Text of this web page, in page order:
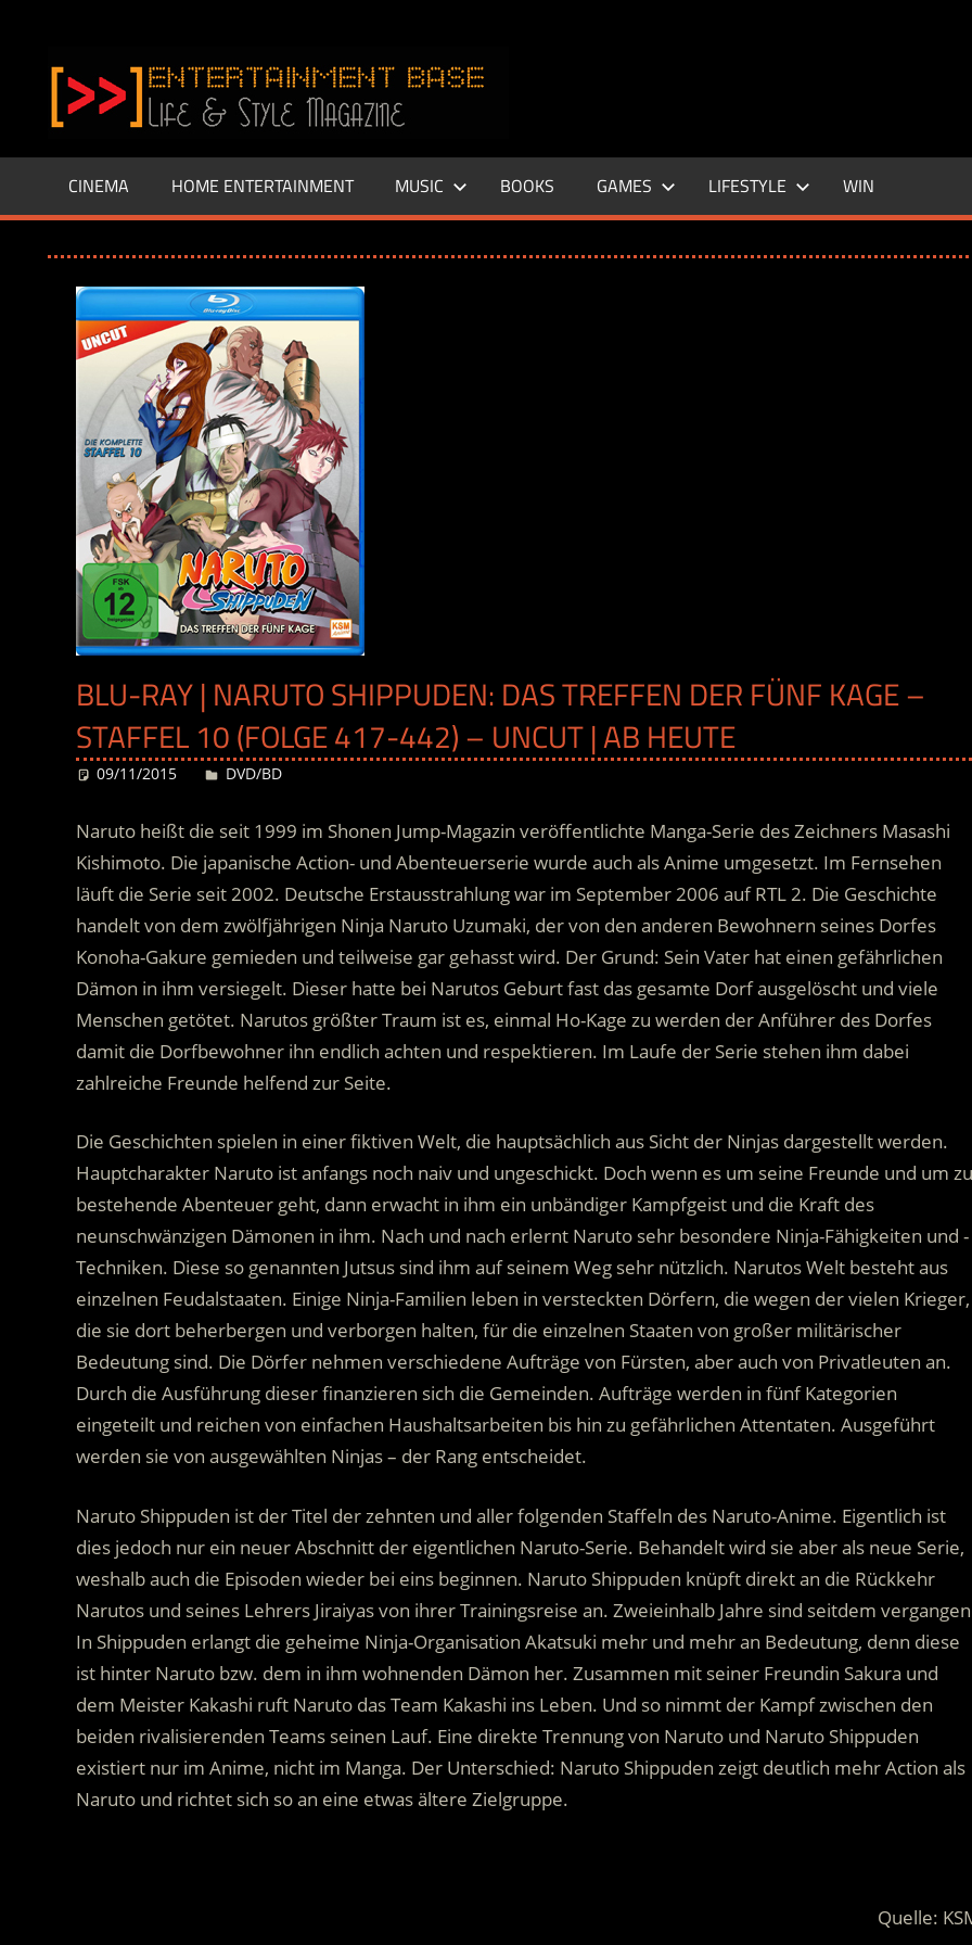
springen
–
LIFE
Base.de
CINEMA HOME ENTERTAINMENT MUSIC BOOKS GAMES LIFESTYLE WIN
BLU-RAY | NARUTO SHIPPUDEN: DAS TREFFEN DER FÜNF KAGE –
STAFFEL 10 (FOLGE 417-442) – UNCUT | AB HEUTE
09/11/2015 Desiree
DVD/BD
Naruto heißt die seit 1999 im Shonen Jump-Magazin veröffentlichte Manga-Serie des Zeichners Masashi
Kishimoto. Die japanische Action- und Abenteuerserie wurde auch als Anime umgesetzt. Im Fernsehen
läuft die Serie seit 2002. Deutsche Erstausstrahlung war im September 2006 auf RTL 2. Die Geschichte
handelt von dem zwölfjährigen Ninja Naruto Uzumaki, der von den anderen Bewohnern seines Dorfes
Konoha-Gakure gemieden und teilweise gar gehasst wird. Der Grund: Sein Vater hat einen gefährlichen
Dämon in ihm versiegelt. Dieser hatte bei Narutos Geburt fast das gesamte Dorf ausgelöscht und viele
Menschen getötet. Narutos größter Traum ist es, einmal Ho-Kage zu werden der Anführer des Dorfes
damit die Dorfbewohner ihn endlich achten und respektieren. Im Laufe der Serie stehen ihm dabei
zahlreiche Freunde helfend zur Seite.
Die Geschichten spielen in einer fiktiven Welt, die hauptsächlich aus Sicht der Ninjas dargestellt werden.
Hauptcharakter Naruto ist anfangs noch naiv und ungeschickt. Doch wenn es um seine Freunde und um zu
bestehende Abenteuer geht, dann erwacht in ihm ein unbändiger Kampfgeist und die Kraft des
neunschwänzigen Dämonen in ihm. Nach und nach erlernt Naruto sehr besondere Ninja-Fähigkeiten und -
Techniken. Diese so genannten Jutsus sind ihm auf seinem Weg sehr nützlich. Narutos Welt besteht aus
einzelnen Feudalstaaten. Einige Ninja-Familien leben in versteckten Dörfern, die wegen der vielen Krieger,
die sie dort beherbergen und verborgen halten, für die einzelnen Staaten von großer militärischer
Bedeutung sind. Die Dörfer nehmen verschiedene Aufträge von Fürsten, aber auch von Privatleuten an.
Durch die Ausführung dieser finanzieren sich die Gemeinden. Aufträge werden in fünf Kategorien
eingeteilt und reichen von einfachen Haushaltsarbeiten bis hin zu gefährlichen Attentaten. Ausgeführt
werden sie von ausgewählten Ninjas – der Rang entscheidet.
Naruto Shippuden ist der Titel der zehnten und aller folgenden Staffeln des Naruto-Anime. Eigentlich ist
dies jedoch nur ein neuer Abschnitt der eigentlichen Naruto-Serie. Behandelt wird sie aber als neue Serie,
weshalb auch die Episoden wieder bei eins beginnen. Naruto Shippuden knüpft direkt an die Rückkehr
Narutos und seines Lehrers Jiraiyas von ihrer Trainingsreise an. Zweieinhalb Jahre sind seitdem
In Shippuden erlangt die geheime Ninja-Organisation Akatsuki mehr und mehr an Bedeutung, denn diese
ist hinter Naruto bzw. dem in ihm wohnenden Dämon her. Zusammen mit seiner Freundin Sakura und
dem Meister Kakashi ruft Naruto das Team Kakashi ins Leben. Und so nimmt der Kampf zwischen den
beiden rivalisierenden Teams seinen Lauf. Eine direkte Trennung von Naruto und Naruto Shippuden
existiert nur im Anime, nicht im Manga. Der Unterschied: Naruto Shippuden zeigt deutlich mehr Action als
Naruto und richtet sich so an eine etwas ältere Zielgruppe.
Quelle: